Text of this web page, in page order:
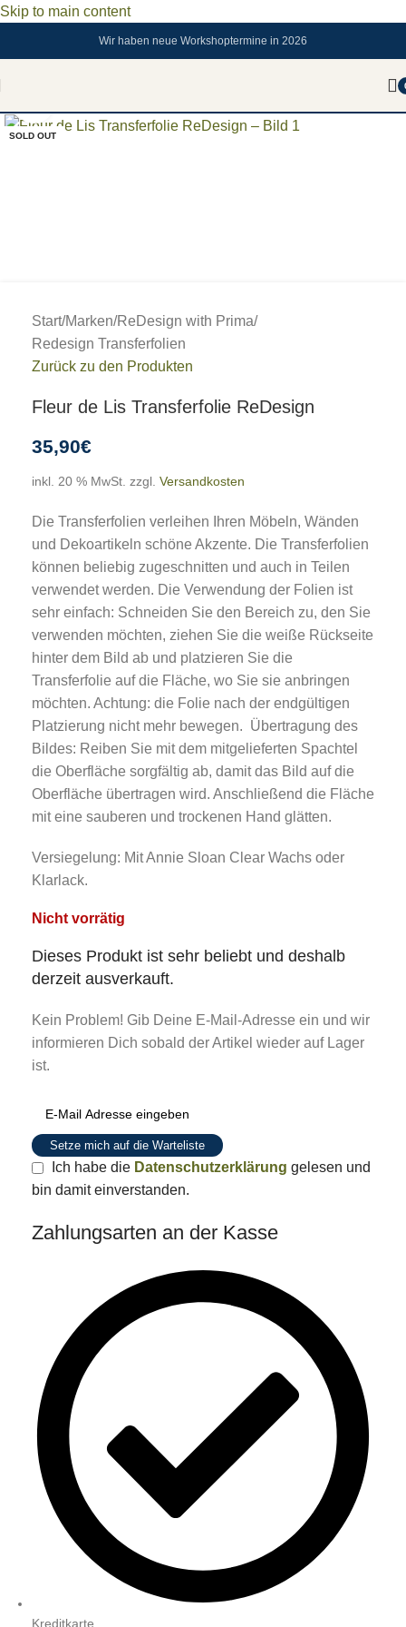
Skip to main content
Wir haben neue Workshoptermine in 2026
SOLD OUT
Start/Marken/ReDesign with Prima/
Redesign Transferfolien
Zurück zu den Produkten
Fleur de Lis Transferfolie ReDesign
35,90€
inkl. 20 % MwSt. zzgl. Versandkosten
Die Transferfolien verleihen Ihren Möbeln, Wänden
und Dekoartikeln schöne Akzente. Die Transferfolien
können beliebig zugeschnitten und auch in Teilen
verwendet werden. Die Verwendung der Folien ist
sehr einfach: Schneiden Sie den Bereich zu, den Sie
verwenden möchten, ziehen Sie die weiße Rückseite
hinter dem Bild ab und platzieren Sie die
Transferfolie auf die Fläche, wo Sie sie anbringen
möchten. Achtung: die Folie nach der endgültigen
Platzierung nicht mehr bewegen. Übertragung des
Bildes: Reiben Sie mit dem mitgelieferten Spachtel
die Oberfläche sorgfältig ab, damit das Bild auf die
Oberfläche übertragen wird. Anschließend die Fläche
mit eine sauberen und trockenen Hand glätten.
Versiegelung: Mit Annie Sloan Clear Wachs oder
Klarlack.
Nicht vorrätig
Dieses Produkt ist sehr beliebt und deshalb
derzeit ausverkauft.
Kein Problem! Gib Deine E-Mail-Adresse ein und wir
informieren Dich sobald der Artikel wieder auf Lager
ist.
Setze mich auf die Warteliste
Ich habe die Datenschutzerklärung gelesen und
bin damit einverstanden.
Zahlungsarten an der Kasse
Kreditkarte